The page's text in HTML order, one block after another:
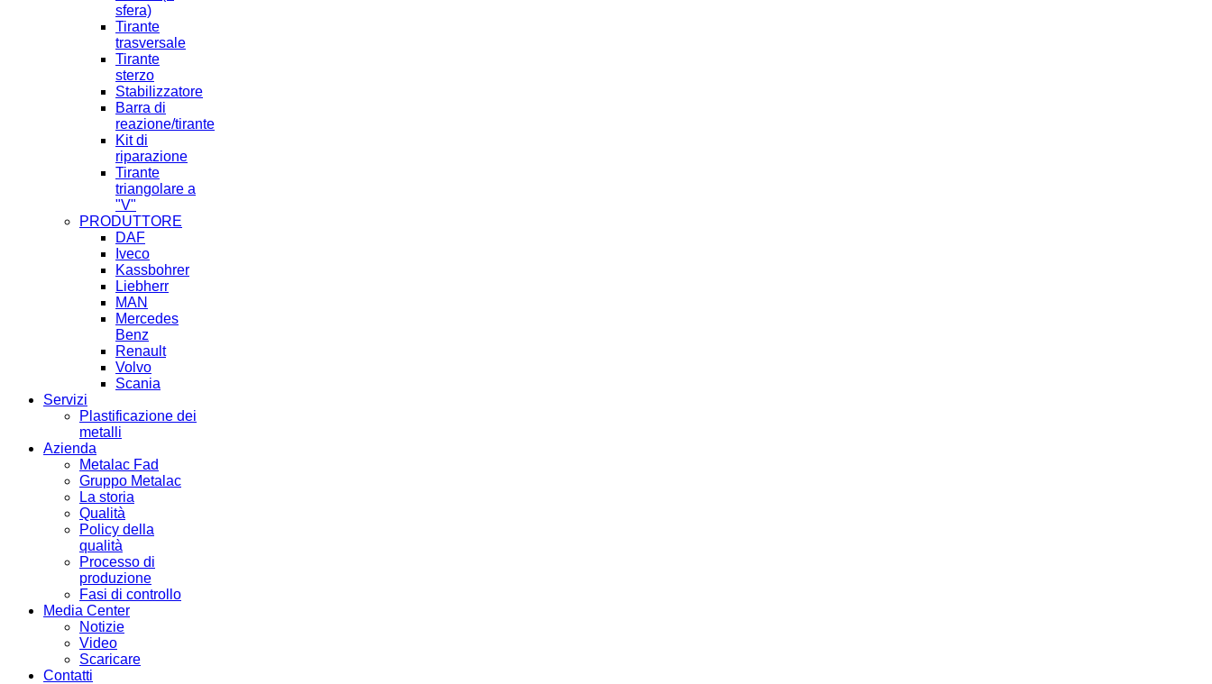
sfera)
Tirante
trasversale
Tirante
sterzo
Stabilizzatore
Barra di
reazione/tirante
Kit di
riparazione
Tirante
triangolare a
"V"
PRODUTTORE
DAF
Iveco
Kassbohrer
Liebherr
MAN
Mercedes
Benz
Renault
Volvo
Scania
Servizi
Plastificazione dei
metalli
Azienda
Metalac Fad
Gruppo Metalac
La storia
Qualità
Policy della
qualità
Processo di
produzione
Fasi di controllo
Media Center
Notizie
Video
Scaricare
Contatti